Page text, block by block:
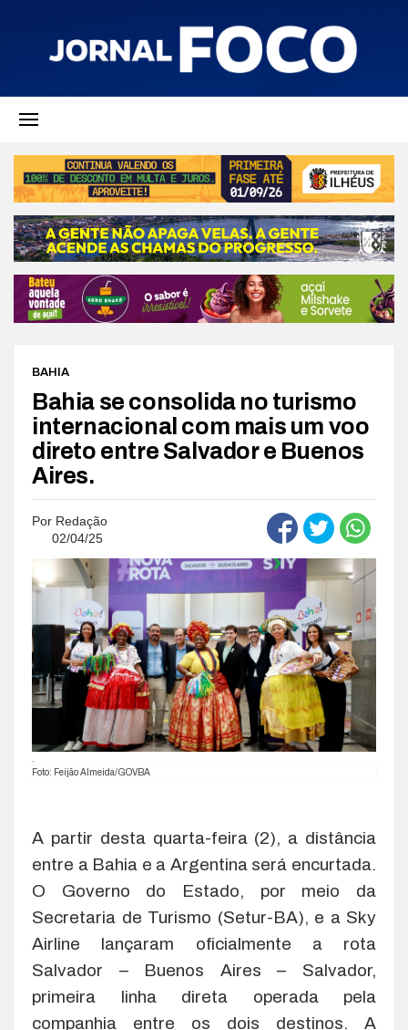
BAHIA
Bahia se consolida no turismo
internacional com mais um voo
direto entre Salvador e Buenos
Aires.
Por Redação
02/04/25
Foto: Feijão Almeida/GOVBA
A partir desta quarta-feira (2), a distância
entre a Bahia e a Argentina será encurtada.
O Governo do Estado, por meio da
Secretaria de Turismo (Setur-BA), e a Sky
Airline lançaram oficialmente a rota
Salvador – Buenos Aires – Salvador,
primeira linha direta operada pela
companhia entre os dois destinos. A